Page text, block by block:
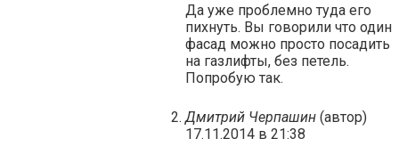
Да уже проблемно туда его
пихнуть. Вы говорили что один
фасад можно просто посадить
на газлифты, без петель.
Попробую так.
Дмитрий Черпашин (автор)
17.11.2014 в 21:38